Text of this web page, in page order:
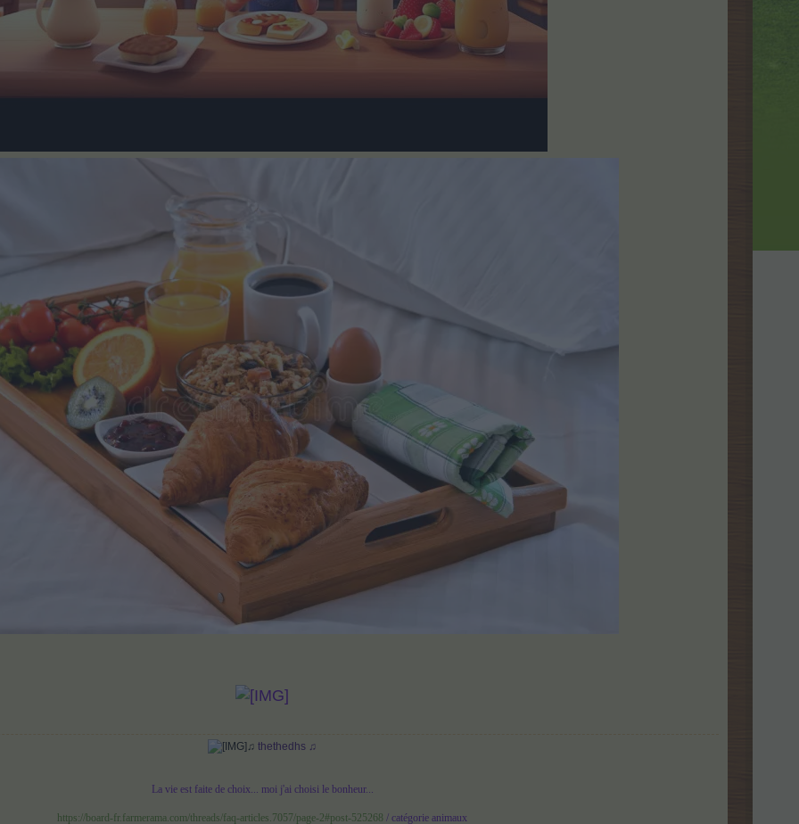
♫ thethedhs ♫
La vie est faite de choix... moi j'ai choisi le bonheur...
https://board-fr.farmerama.com/threads/faq-articles.7057/page-2#post-525268 / catégorie animaux